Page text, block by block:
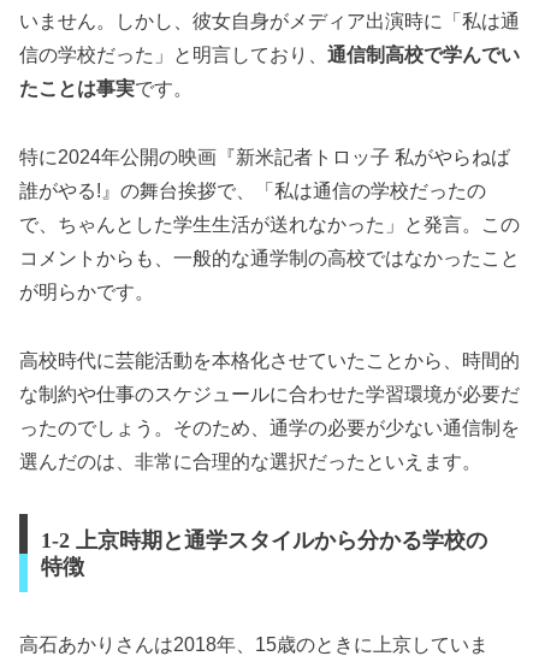
いません。しかし、彼女自身がメディア出演時に「私は通
信の学校だった」と明言しており、 通信制高校で学んでい
たことは事実です。
特に2024年公開の映画『新米記者トロッ子 私がやらねば
誰がやる!』の舞台挨拶で、「私は通信の学校だったの
で、ちゃんとした学生生活が送れなかった」と発言。この
コメントからも、一般的な通学制の高校ではなかったこと
が明らかです。
高校時代に芸能活動を本格化させていたことから、時間的
な制約や仕事のスケジュールに合わせた学習環境が必要だ
ったのでしょう。そのため、通学の必要が少ない通信制を
選んだのは、非常に合理的な選択だったといえます。
1-2 上京時期と通学スタイルから分かる学校の
特徴
高石あかりさんは2018年、15歳のときに上京していま